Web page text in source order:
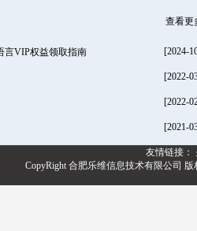
查看更
言VIP权益领取指南 [2024-
[2022-
[2022-
[2021-
友情链接：
CopyRight 合肥乐维信息技术有限公司 版